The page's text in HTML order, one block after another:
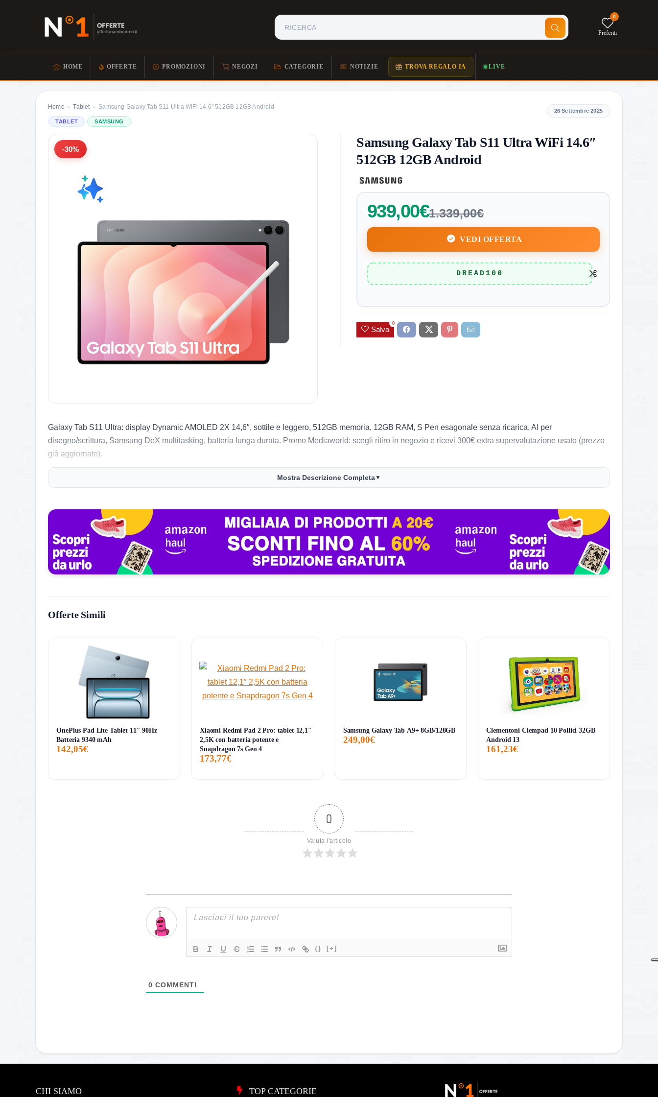
0
Preferiti
HOME OFFERTE PROMOZIONI NEGOZI CATEGORIE NOTIZIE TROVA REGALO IA LIVE
Home » Tablet » Samsung Galaxy Tab S11 Ultra WiFi 14.6″ 512GB 12GB Android
TABLET SAMSUNG
-30%
Samsung Galaxy Tab S11 Ultra WiFi 14.6″
512GB 12GB Android
939,00€1.339,00€
VEDI OFFERTA
DREAD100
Salva
0
26 Settembre 2025
Galaxy Tab S11 Ultra: display Dynamic AMOLED 2X 14,6″, sottile e leggero, 512GB memoria, 12GB RAM, S Pen esagonale senza ricarica, AI per
disegno/scrittura, Samsung DeX multitasking, batteria lunga durata. Promo Mediaworld: scegli ritiro in negozio e ricevi 300€ extra supervalutazione usato (prezzo
già aggiornato).
Mostra Descrizione Completa▼
Offerte Simili
OnePlus Pad Lite Tablet 11″ 90Hz
Batteria 9340 mAh
142,05€
Xiaomi Redmi Pad 2 Pro: tablet 12,1″
2,5K con batteria potente e
Snapdragon 7s Gen 4
173,77€
Samsung Galaxy Tab A9+ 8GB/128GB
249,00€
Clementoni Clempad 10 Pollici 32GB
Android 13
161,23€
0
Valuta l'articolo
{} [+]
0 COMMENTI
CHI SIAMO TOP CATEGORIE